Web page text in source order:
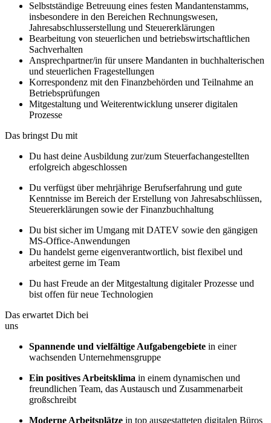
Selbstständige Betreuung eines festen Mandantenstamms,
insbesondere in den Bereichen Rechnungswesen,
Jahresabschlusserstellung und Steuererklärungen
Bearbeitung von steuerlichen und betriebswirtschaftlichen
Sachverhalten
Ansprechpartner/in für unsere Mandanten in buchhalterischen
und steuerlichen Fragestellungen
Korrespondenz mit den Finanzbehörden und Teilnahme an
Betriebsprüfungen
Mitgestaltung und Weiterentwicklung unserer digitalen
Prozesse
Das bringst Du mit
Du hast deine Ausbildung zur/zum Steuerfachangestellten
erfolgreich abgeschlossen
Du verfügst über mehrjährige Berufserfahrung und gute
Kenntnisse im Bereich der Erstellung von Jahresabschlüssen,
Steuererklärungen sowie der Finanzbuchhaltung
Du bist sicher im Umgang mit DATEV sowie den gängigen
MS-Office-Anwendungen
Du handelst gerne eigenverantwortlich, bist flexibel und
arbeitest gerne im Team
Du hast Freude an der Mitgestaltung digitaler Prozesse und
bist offen für neue Technologien
Das erwartet Dich bei
uns
Spannende und vielfältige Aufgabengebiete in einer
wachsenden Unternehmensgruppe
Ein positives Arbeitsklima in einem dynamischen und
freundlichen Team, das Austausch und Zusammenarbeit
großschreibt
Moderne Arbeitsplätze in top ausgestatteten digitalen Büros